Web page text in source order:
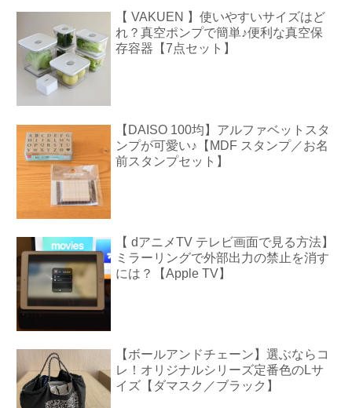
【 VAKUEN 】使いやすいサイズはど
れ？真空ポンプで簡単♪便利な真空保
存容器【7点セット】
【DAISO 100均】アルファベットスタ
ンプが可愛い♪【MDF スタンプ／お名
前スタンプセット】
【 dアニメTV テレビ画面で見る方法】
ミラーリングで外部出力の禁止を消す
には？【Apple TV】
【ボールアンドチェーン】選ぶならコ
レ！オリジナルシリーズ定番色のLサ
イズ【ダマスク／ブラック】